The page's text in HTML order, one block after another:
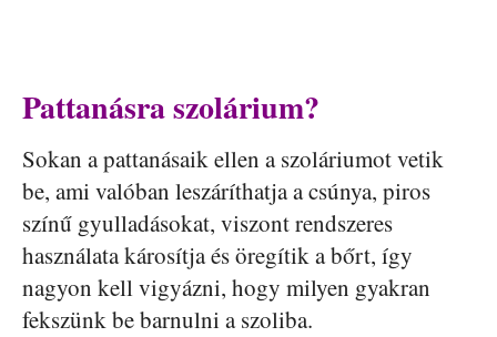
Pattanásra szolárium?
Sokan a pattanásaik ellen a szoláriumot vetik
be, ami valóban leszáríthatja a csúnya, piros
színű gyulladásokat, viszont rendszeres
használata károsítja és öregítik a bőrt, így
nagyon kell vigyázni, hogy milyen gyakran
fekszünk be barnulni a szoliba.